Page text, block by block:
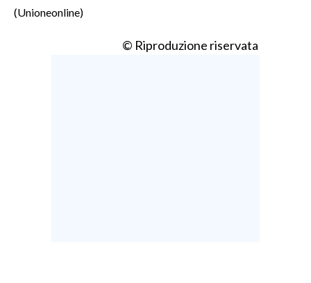
(Unioneonline)
© Riproduzione riservata